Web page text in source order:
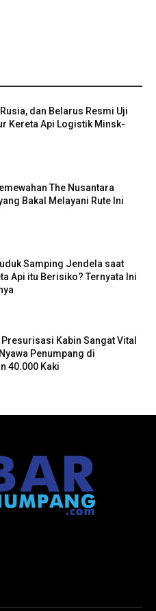
dan Belarus Resmi Uji
Kereta Api Logistik Minsk-
The Nusantara
Bakal Melayani Rute Ini
Samping Jendela saat
Api itu Berisiko? Ternyata Ini
Kabin Sangat Vital
Penumpang di
40.000 Kaki